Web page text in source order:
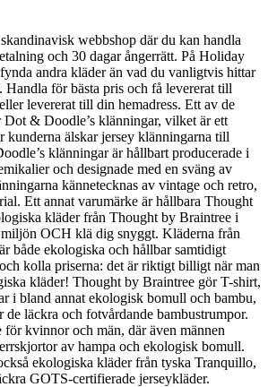
webbshop där du kan handla
och 30 dagar ångerrätt. På Holiday
andra kläder än vad du vanligtvis hittar
för bästa pris och få levererat till
levererat till din hemadress. Ett av de
Dot & Doodle’s klänningar, vilket är ett
kunderna älskar jersey klänningarna till
klänningar är hållbart producerade i
och designade med en sväng av
kännetecknas av vintage och retro,
Ett annat varumärke är hållbara Thought
kläder från Thought by Braintree i
OCH klä dig snyggt. Kläderna från
både ekologiska och hållbar samtidigt
kolla priserna: det är riktigt billigt när man
kläder! Thought by Braintree gör T-shirt,
i bland annat ekologisk bomull och bambu,
de läckra och fotvårdande bambustrumpor.
för kvinnor och män, där även männen
av hampa och ekologisk bomull.
ekologiska kläder från tyska Tranquillo,
GOTS-certifierade jerseykläder.